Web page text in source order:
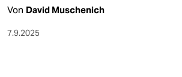
shop
fragen & hilfe
Von David Muschenich
7.9.2025